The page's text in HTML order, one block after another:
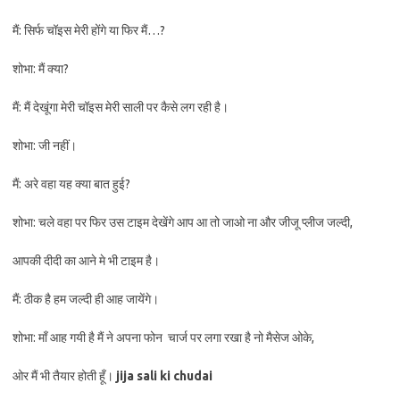
मैं: सिर्फ चॉइस मेरी होंगे या फिर मैं…?
शोभा: मैं क्या?
मैं: मैं देखूंगा मेरी चॉइस मेरी साली पर कैसे लग रही है।
शोभा: जी नहीं।
मैं: अरे वहा यह क्या बात हुई?
शोभा: चले वहा पर फिर उस टाइम देखेंगे आप आ तो जाओ ना और जीजू प्लीज जल्दी,
आपकी दीदी का आने मे भी टाइम है।
मैं: ठीक है हम जल्दी ही आह जायेंगे।
शोभा: माँ आह गयी है मैं ने अपना फोन चार्ज पर लगा रखा है नो मैसेज ओके,
ओर मैं भी तैयार होती हूँ। jija sali ki chudai